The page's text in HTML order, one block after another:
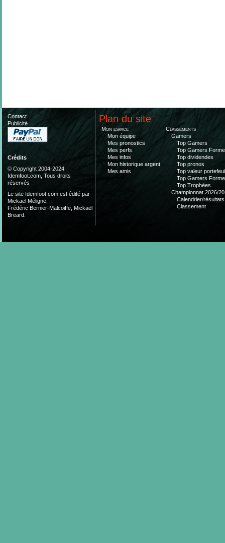
Contact
Publicité
Crédits
© Copyright 2004-2024
Idemfoot.com, Tous droits
réservés
Le site Idemfoot.com est édité par
Mickaël Méligne,
Frédéric Bernier-Malcoiffe, Mickaël
Breard.
Plan du site
Mon espace
Mon équipe
Mes pronostics
Mes perfs
Mes infos
Mon historique argent
Mes amis
Classements
Gamers
Top Gamers
Top Gamers Forme
Top dividendes
Top pronos
Top valeur
Top Gamers Forme
Top Trophées
Championnat 2026/
Calendrier/résultats
Classement